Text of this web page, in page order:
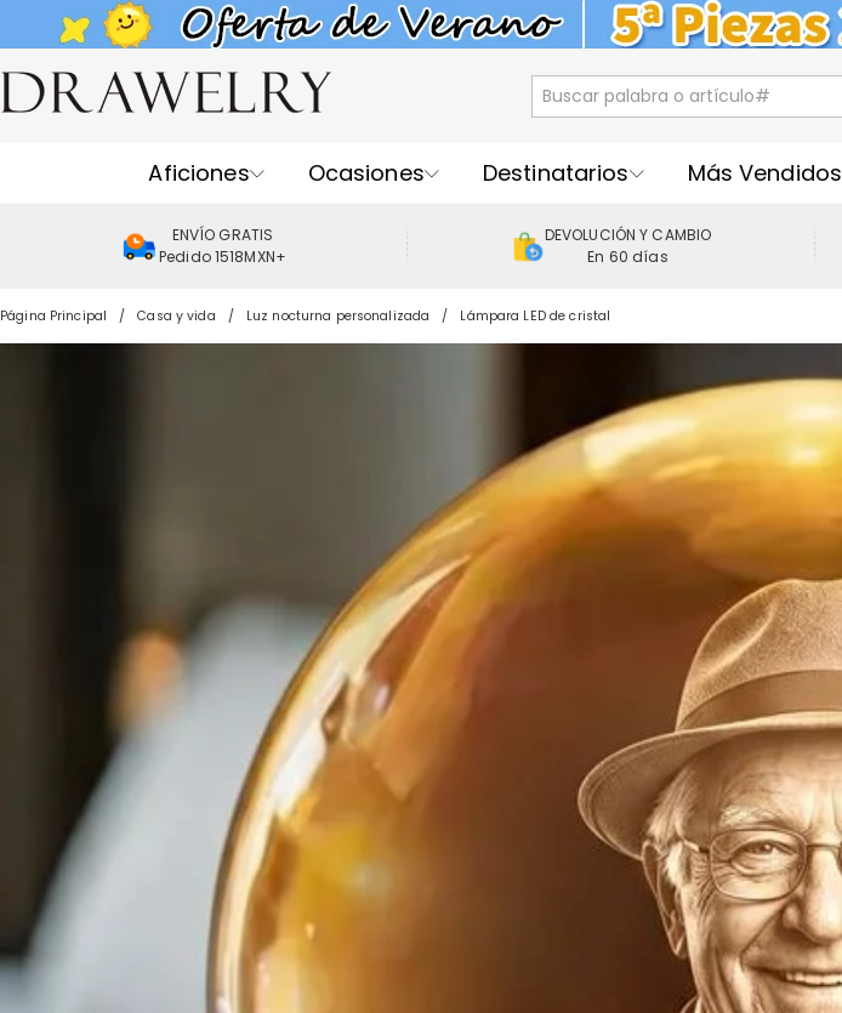
Aficiones Ocasiones Destinatarios Más Vendidos
ENVÍO GRATIS
Pedido 1518MXN+
DEVOLUCIÓN Y CAMBIO
En 60 días
Página Principal Casa y vida Luz nocturna personalizada Lámpara LED de cristal